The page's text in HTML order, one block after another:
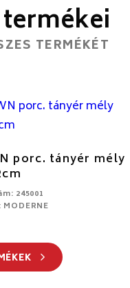
TERMÉKÉT
porc. tányér mély
245001